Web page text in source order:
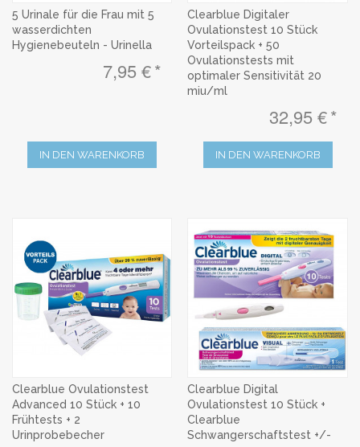
5 Urinale für die Frau mit 5
wasserdichten
Hygienebeuteln - Urinella
7,95 €
IN DEN WARENKORB
Clearblue Digitaler
Ovulationstest 10 Stück
Vorteilspack + 50
Ovulationstests mit
optimaler Sensitivität 20
miu/ml
32,95 €
IN DEN WARENKORB
Clearblue Ovulationstest
Advanced 10 Stück + 10
Frühtests + 2
Urinprobebecher
Clearblue Digital
Ovulationstest 10 Stück +
Clearblue
Schwangerschaftstest +/-